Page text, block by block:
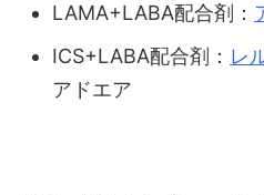
LAMA+LABA配合剤：
ICS+LABA配合剤： レ
アドエア